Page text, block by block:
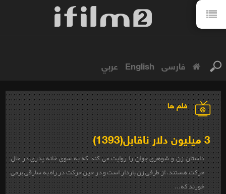
فارسی English عربي
فلم ها
3 میلیون دلار ناقابل(1393)
داستان زن و شوهری جوان را روایت می کند که به سوی خانه پدری در حال
حرکت هستند. از طرفی زن باردار است و در حین حرکت در راه به سارقی برمی
خورند که...